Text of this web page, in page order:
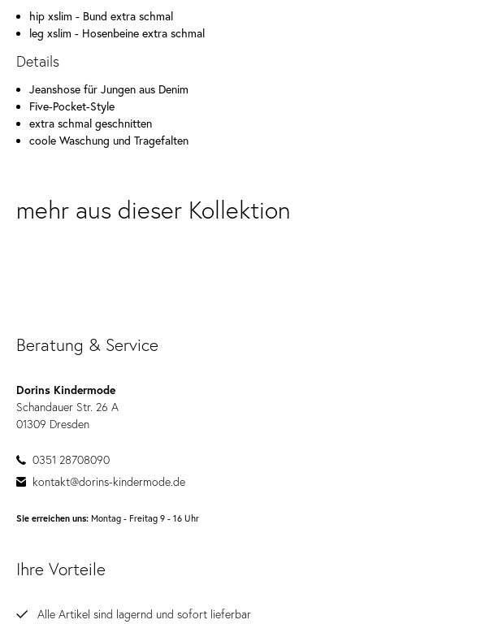
hip xslim - Bund extra schmal
leg xslim - Hosenbeine extra schmal
Details
Jeanshose für Jungen aus Denim
Five-Pocket-Style
extra schmal geschnitten
coole Waschung und Tragefalten
mehr aus dieser Kollektion
Ihre Vorteile
Alle Artikel sind lagernd und sofort lieferbar
Beratung & Service
Dorins Kindermode
Schandauer Str. 26 A
01309 Dresden
0351 28708090
kontakt@dorins-kindermode.de
Sie erreichen uns: Montag - Freitag 9 - 16 Uhr